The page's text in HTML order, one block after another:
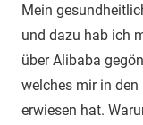
Mein
und dazu hab ich
über Alibaba
welches mir in
erwiesen hat.